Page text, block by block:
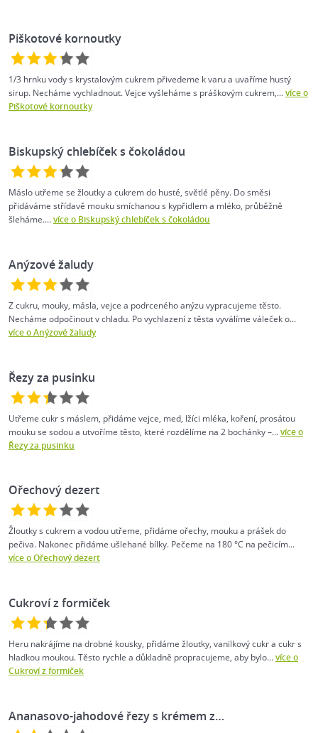
Piškotové kornoutky
1/3 hrnku vody s krystalovým cukrem přivedeme k varu a uvaříme hustý
sirup. Necháme vychladnout. Vejce vyšleháme s práškovým cukrem,...více o
Piškotové kornoutky
Biskupský chlebíček s čokoládou
Máslo utřeme se žloutky a cukrem do husté, světlé pěny. Do směsi
přidáváme střídavě mouku smíchanou s kypřidlem a mléko, průběžně
šleháme....více o Biskupský chlebíček s čokoládou
Anýzové žaludy
Z cukru, mouky, másla, vejce a podrceného anýzu vypracujeme těsto.
Necháme odpočinout v chladu. Po vychlazení z těsta vyválíme váleček o...
více o Anýzové žaludy
Řezy za pusinku
Utřeme cukr s máslem, přidáme vejce, med, lžíci mléka, koření, prosátou
mouku se sodou a utvoříme těsto, které rozdělíme na 2 bochánky –...více o
Řezy za pusinku
Ořechový dezert
Žloutky s cukrem a vodou utřeme, přidáme ořechy, mouku a prášek do
pečiva. Nakonec přidáme ušlehané bílky. Pečeme na 180 °C na pečicím...
více o Ořechový dezert
Cukroví z formiček
Heru nakrájíme na drobné kousky, přidáme žloutky, vanilkový cukr a cukr s
hladkou moukou. Těsto rychle a důkladně propracujeme, aby bylo...více o
Cukroví z formiček
Ananasovo-jahodové řezy s krémem z…